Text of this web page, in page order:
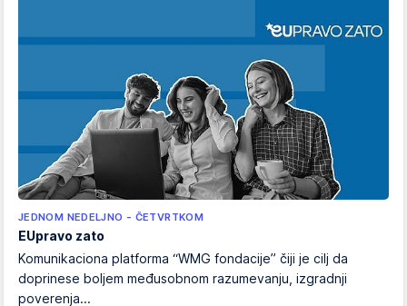
JEDNOM NEDELJNO - ČETVRTKOM
EUpravo zato
Komunikaciona platforma “WMG fondacije” čiji je cilj da
doprinese boljem međusobnom razumevanju, izgradnji
poverenja...